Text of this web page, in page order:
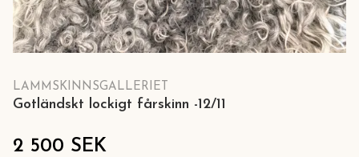
LAMMSKINNSGALLERIET
Gotländskt lockigt fårskinn -12/11
2 500 SEK